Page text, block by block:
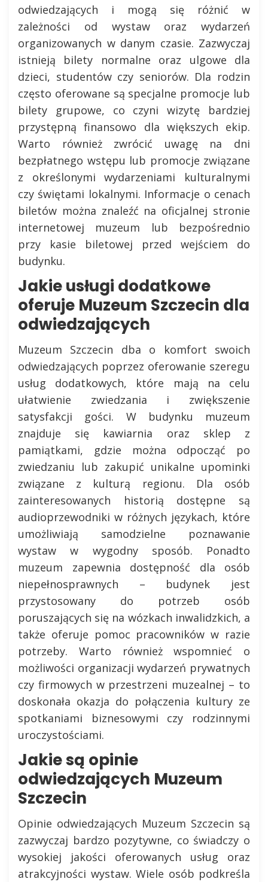
odwiedzających i mogą się różnić w
zależności od wystaw oraz wydarzeń
organizowanych w danym czasie. Zazwyczaj
istnieją bilety normalne oraz ulgowe dla
dzieci, studentów czy seniorów. Dla rodzin
często oferowane są specjalne promocje lub
bilety grupowe, co czyni wizytę bardziej
przystępną finansowo dla większych ekip.
Warto również zwrócić uwagę na dni
bezpłatnego wstępu lub promocje związane
z określonymi wydarzeniami kulturalnymi
czy świętami lokalnymi. Informacje o cenach
biletów można znaleźć na oficjalnej stronie
internetowej muzeum lub bezpośrednio
przy kasie biletowej przed wejściem do
budynku.
Jakie usługi dodatkowe
oferuje Muzeum Szczecin dla
odwiedzających
Muzeum Szczecin dba o komfort swoich
odwiedzających poprzez oferowanie szeregu
usług dodatkowych, które mają na celu
ułatwienie zwiedzania i zwiększenie
satysfakcji gości. W budynku muzeum
znajduje się kawiarnia oraz sklep z
pamiątkami, gdzie można odpocząć po
zwiedzaniu lub zakupić unikalne upominki
związane z kulturą regionu. Dla osób
zainteresowanych historią dostępne są
audioprzewodniki w różnych językach, które
umożliwiają samodzielne poznawanie
wystaw w wygodny sposób. Ponadto
muzeum zapewnia dostępność dla osób
niepełnosprawnych – budynek jest
przystosowany do potrzeb osób
poruszających się na wózkach inwalidzkich, a
także oferuje pomoc pracowników w razie
potrzeby. Warto również wspomnieć o
możliwości organizacji wydarzeń prywatnych
czy firmowych w przestrzeni muzealnej – to
doskonała okazja do połączenia kultury ze
spotkaniami biznesowymi czy rodzinnymi
uroczystościami.
Jakie są opinie
odwiedzających Muzeum
Szczecin
Opinie odwiedzających Muzeum Szczecin są
zazwyczaj bardzo pozytywne, co świadczy o
wysokiej jakości oferowanych usług oraz
atrakcyjności wystaw. Wiele osób podkreśla